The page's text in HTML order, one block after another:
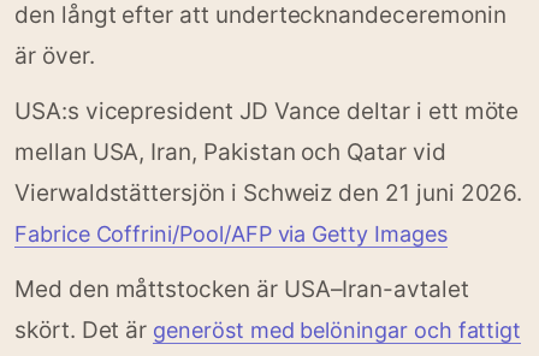
den långt efter att undertecknandeceremonin
är över.
USA:s vicepresident JD Vance deltar i ett möte
mellan USA, Iran, Pakistan och Qatar vid
Vierwaldstättersjön i Schweiz den 21 juni 2026.
Fabrice Coffrini/Pool/AFP via Getty Images
Med den måttstocken är USA–Iran-avtalet
skört. Det är generöst med belöningar och fattigt